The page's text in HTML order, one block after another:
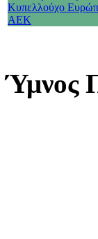
Κυπελλούχο
ΑΕΚ
Ύμνος